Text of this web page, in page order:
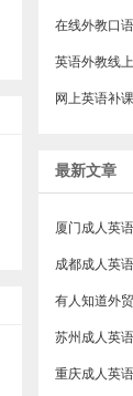
最新文章
厦门成人英
成都成人英